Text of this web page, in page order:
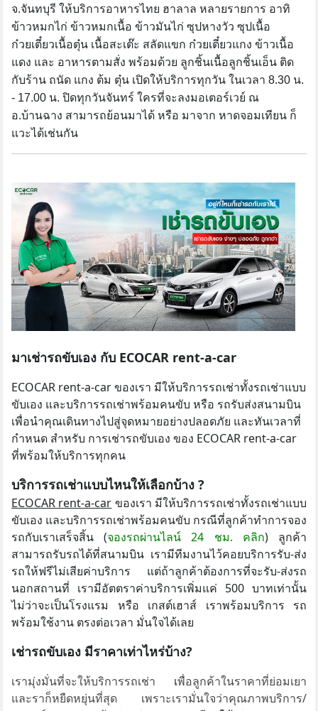
จ.จันทบุรี ให้บริการอาหารไทย ฮาลาล หลายรายการ อาทิ
ข้าวหมกไก่ ข้าวหมกเนื้อ ข้าวมันไก่ ซุปหางวัว ซุปเนื้อ
ก๋วยเตี๋ยวเนื้อตุ๋น เนื้อสะเต๊ะ สลัดแขก ก๋วยเตี๋ยวแกง ข้าวเนื้อ
แดง และ อาหารตามสั่ง พร้อมด้วย ลูกชิ้นเนื้อลูกชิ้นเอ็น ติด
กับร้าน ถนัด แกง ต้ม ตุ๋น เปิดให้บริการทุกวัน ในเวลา 8.30 น.
- 17.00 น. ปิดทุกวันจันทร์ ใครที่จะลงมอเตอร์เวย์ ณ
อ.บ้านฉาง สามารถย้อนมาได้ หรือ มาจาก หาดจอมเทียน ก็
แวะได้เช่นกัน
มาเช่ารถขับเอง กับ ECOCAR rent-a-car
ECOCAR rent-a-car ของเรา มีให้บริการรถเช่าทั้งรถเช่าแบบ
ขับเอง และบริการรถเช่าพร้อมคนขับ หรือ รถรับส่งสนามบิน
เพื่อนำคุณเดินทางไปสู่จุดหมายอย่างปลอดภัย และทันเวลาที่
กำหนด สำหรับ การเช่ารถขับเอง ของ ECOCAR rent-a-car
ที่พร้อมให้บริการทุกคน
บริการรถเช่าแบบไหนให้เลือกบ้าง ?
ECOCAR rent-a-car ของเรา มีให้บริการรถเช่าทั้งรถเช่าแบบ
ขับเอง และบริการรถเช่าพร้อมคนขับ กรณีที่ลูกค้าทำการจอง
รถกับเราเสร็จสิ้น (จองรถผ่านไลน์ 24 ชม. คลิก) ลูกค้า
สามารถรับรถได้ที่สนามบิน เรามีทีมงานไว้คอยบริการรับ-ส่ง
รถให้ฟรีไม่เสียค่าบริการ แต่ถ้าลูกค้าต้องการที่จะรับ-ส่งรถ
นอกสถานที่ เรามีอัตตราค่าบริการเพิ่มแค่ 500 บาทเท่านั้น
ไม่ว่าจะเป็นโรงแรม หรือ เกสต์เฮาส์ เราพร้อมบริการ รถ
พร้อมใช้งาน ตรงต่อเวลา มั่นใจได้เลย
เช่ารถขับเอง มีราคาเท่าไหร่บ้าง?
เรามุ่งมั่นที่จะให้บริการรถเช่า เพื่อลูกค้าในราคาที่ย่อมเยา
และราก็หยืดหยุ่นที่สุด เพราะเรามั่นใจว่าคุณภาพบริการ/